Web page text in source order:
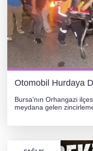
Otomobil Hurdaya
Bursa'nın Orhangazi
meydana gelen